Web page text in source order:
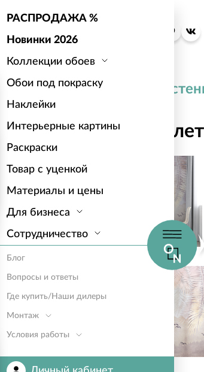
РАСПРОДАЖА %
Новинки 2026
Коллекции обоев
Обои под покраску
Наклейки
Интерьерные картины
Раскраски
Товар с уценкой
Материалы и цены
Для бизнеса
Сотрудничество
Блог
Вопросы и ответы
Где купить/Наши дилеры
Монтаж
Условия работы
Каталог
Свободный полет